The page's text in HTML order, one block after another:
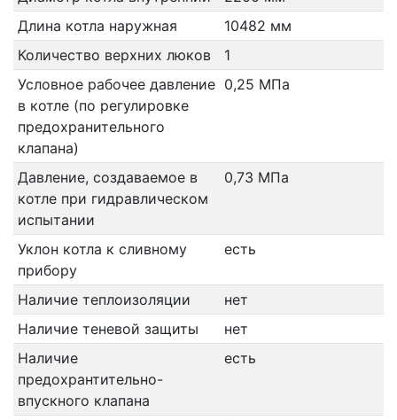
Длина котла наружная
10482 мм
Количество верхних люков
1
Условное рабочее давление
в котле (по регулировке
предохранительного
клапана)
0,25 МПа
Давление, создаваемое в
котле при гидравлическом
испытании
0,73 МПа
Уклон котла к сливному
прибору
есть
Наличие теплоизоляции
нет
Наличие теневой защиты
нет
Наличие
предохрантительно-
впускного клапана
есть